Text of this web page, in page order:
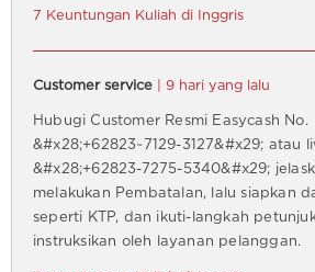
7 Keuntungan Kuliah di Inggris
Customer service | 9 hari yang lalu
Hubugi Customer Resmi Easycash No.
&#x28;+62823~7129-3127&#x29; atau
&#x28;+62823-7275-5340&#x29;
melakukan Pembatalan, lalu siapkan
seperti KTP, dan ikuti-langkah
instruksikan oleh layanan pelanggan.